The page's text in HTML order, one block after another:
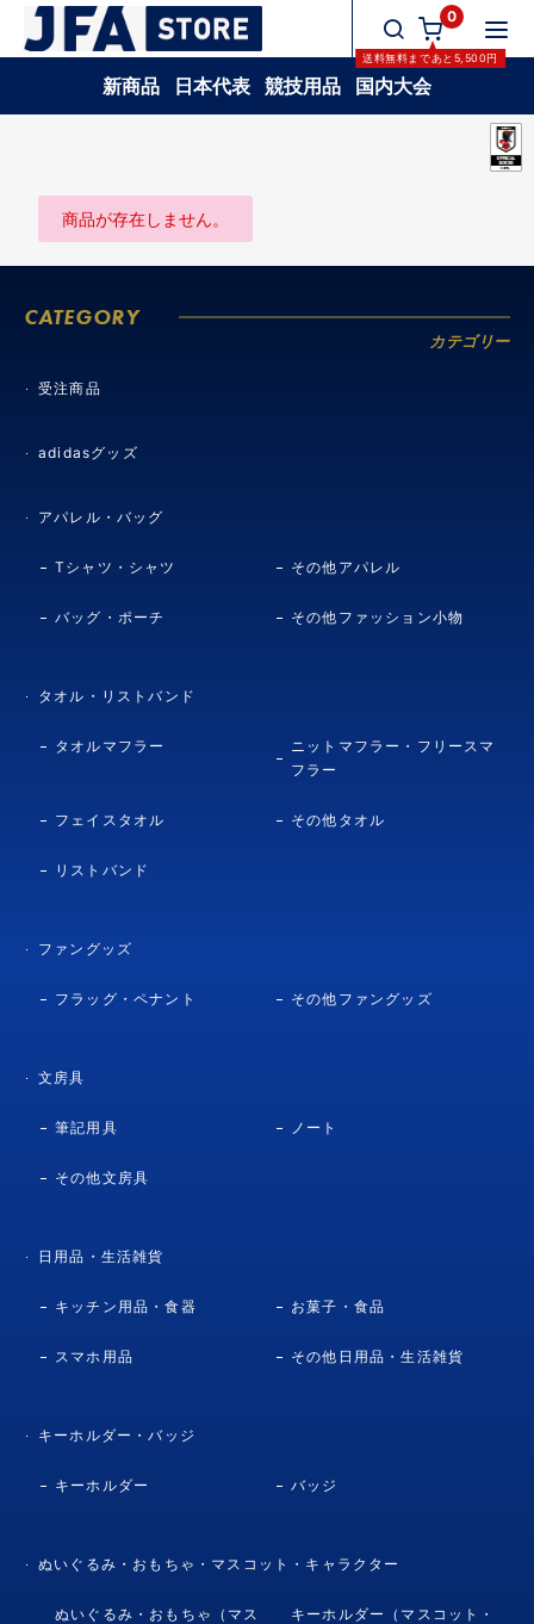
0
送料無料まであと 5,500円
新商品 日本代表 競技用品 国内大会
商品が存在しません。
CATEGORY
カテゴリー
受注商品
adidasグッズ
アパレル・バッグ
Tシャツ・シャツ その他アパレル
バッグ・ポーチ その他ファッション小物
タオル・リストバンド
タオルマフラー
ニットマフラー・フリースマ
フラー
フェイスタオル その他タオル
リストバンド
ファングッズ
フラッグ・ペナント その他ファングッズ
文房具
筆記用具 ノート
その他文房具
日用品・生活雑貨
キッチン用品・食器 お菓子・食品
スマホ用品 その他日用品・生活雑貨
キーホルダー・バッジ
キーホルダー バッジ
ぬいぐるみ・おもちゃ・マスコット・キャラクター
ぬいぐるみ・おもちゃ（マス
キーホルダー（マスコット・